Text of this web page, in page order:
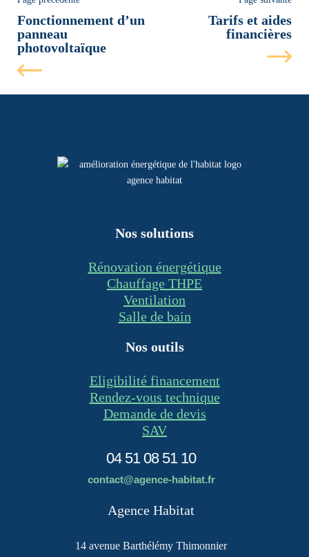
Fonctionnement d’un
panneau
photovoltaïque
Tarifs et aides
financières
Nos solutions
Rénovation énergétique
Chauffage THPE
Ventilation
Salle de bain
Nos outils
Eligibilité financement
Rendez-vous technique
Demande de devis
SAV
04 51 08 51 10
contact@agence-habitat.fr
Agence Habitat
14 avenue Barthélémy Thimonnier